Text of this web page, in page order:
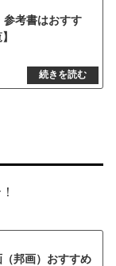
考書はおすす
邦画）おすすめ